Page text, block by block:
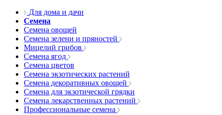
Для дома и дачи
Семена
Семена овощей
Семена зелени и пряностей
Мицелий грибов
Семена ягод
Семена цветов
Семена экзотических растений
Семена декоративных овощей
Семена для экзотической грядки
Семена лекарственных растений
Профессиональные семена